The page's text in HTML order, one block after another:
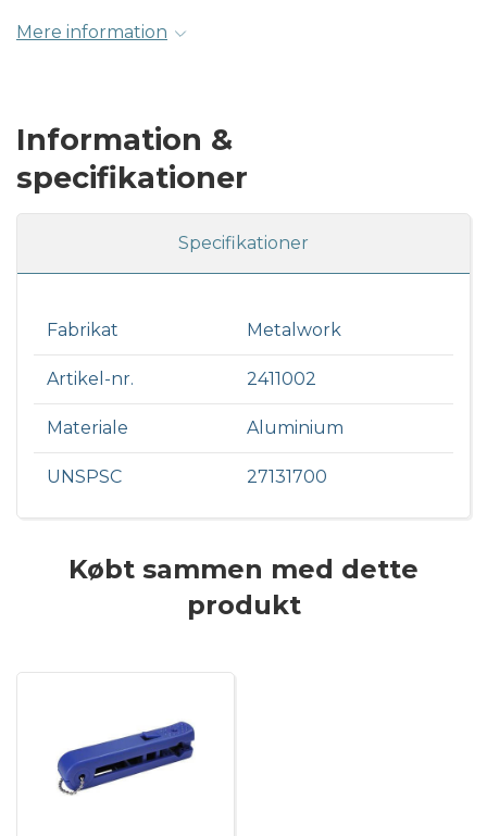
Mere information
Information &
specifikationer
Specifikationer
Fabrikat Metalwork
Artikel-nr. 2411002
Materiale Aluminium
UNSPSC 27131700
Købt sammen med dette
produkt